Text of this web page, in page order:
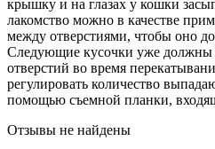
крышку и на глазах у кошки
лакомство можно в качестве
между отверстиями, чтобы оно
Следующие кусочки уже должны
отверстий во время
регулировать количество
помощью съемной планки,
Отзывы не найдены